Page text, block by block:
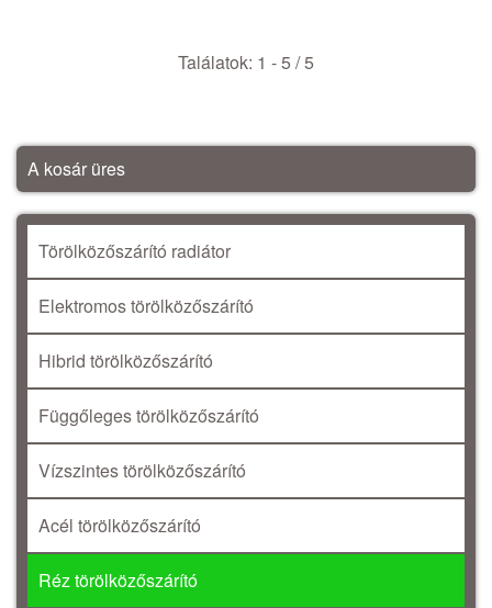
Találatok: 1 - 5 / 5
A kosár üres
Törölközőszárító radiátor
Elektromos törölközőszárító
Hibrid törölközőszárító
Függőleges törölközőszárító
Vízszintes törölközőszárító
Acél törölközőszárító
Réz törölközőszárító